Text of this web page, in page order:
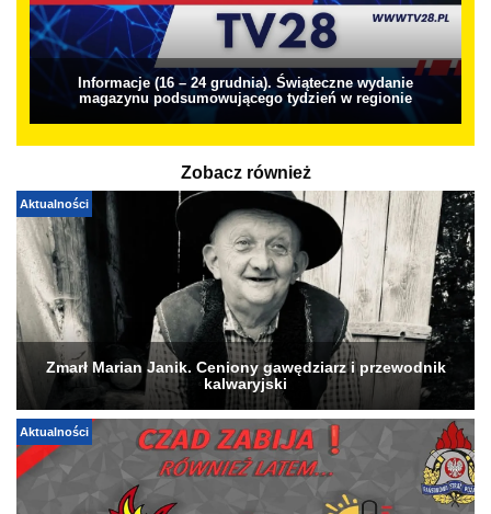
Informacje (16 – 24 grudnia). Świąteczne wydanie
magazynu podsumowującego tydzień w regionie
Zobacz również
Aktualności
Zmarł Marian Janik. Ceniony gawędziarz i przewodnik
kalwaryjski
Aktualności